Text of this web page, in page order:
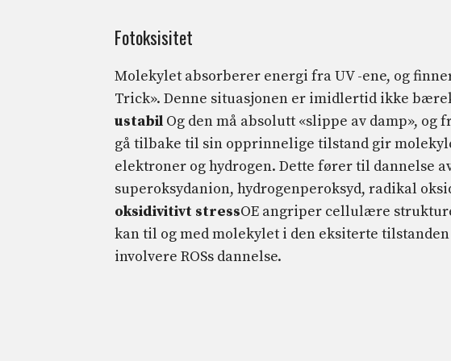
Fotoksisitet
Molekylet absorberer energi fra UV -ene, og
Trick». Denne situasjonen er imidlertid ikke
ustabil Og den må absolutt «slippe av damp»,
gå tilbake til sin opprinnelige tilstand gir
elektroner og hydrogen. Dette fører til dannelse
superoksydanion, hydrogenperoksyd, radikal
oksidivitivt stressOE angriper cellulære
kan til og med molekylet i den eksiterte tilstanden
involvere ROSs dannelse.